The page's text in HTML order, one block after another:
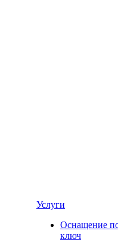
Услуги
Оснащение
ключ